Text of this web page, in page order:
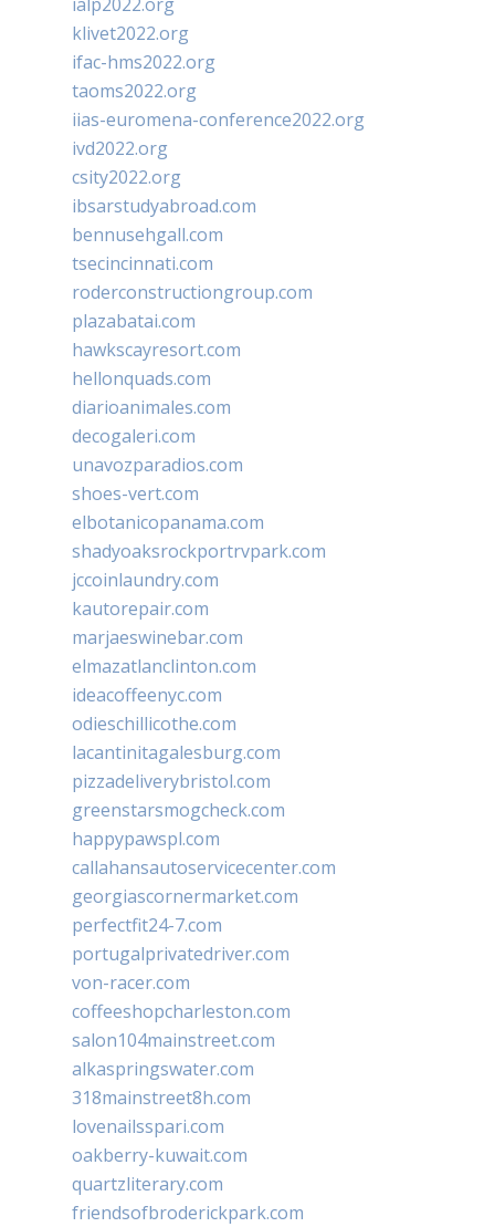
klivet2022.org
ifac-hms2022.org
taoms2022.org
iias-euromena-conference2022.org
ivd2022.org
csity2022.org
ibsarstudyabroad.com
bennusehgall.com
tsecincinnati.com
roderconstructiongroup.com
plazabatai.com
hawkscayresort.com
hellonquads.com
diarioanimales.com
decogaleri.com
unavozparadios.com
shoes-vert.com
elbotanicopanama.com
shadyoaksrockportrvpark.com
jccoinlaundry.com
kautorepair.com
marjaeswinebar.com
elmazatlanclinton.com
ideacoffeenyc.com
odieschillicothe.com
lacantinitagalesburg.com
pizzadeliverybristol.com
greenstarsmogcheck.com
happypawspl.com
callahansautoservicecenter.com
georgiascornermarket.com
perfectfit24-7.com
portugalprivatedriver.com
von-racer.com
coffeeshopcharleston.com
salon104mainstreet.com
alkaspringswater.com
318mainstreet8h.com
lovenailsspari.com
oakberry-kuwait.com
quartzliterary.com
friendsofbroderickpark.com